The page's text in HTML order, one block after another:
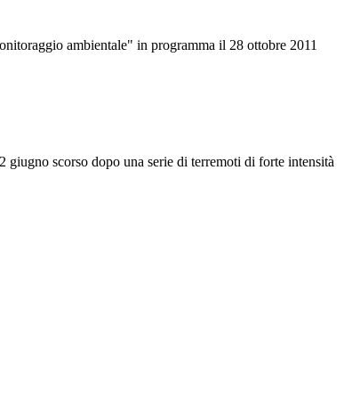
ambientale" in programma il 28 ottobre 2011
scorso dopo una serie di terremoti di forte intensità